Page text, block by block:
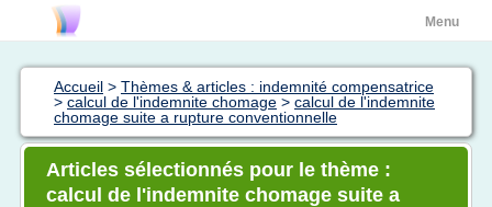
Menu
Accueil > Thèmes & articles : indemnité compensatrice
> calcul de l'indemnite chomage > calcul de l'indemnite
chomage suite a rupture conventionnelle
Articles sélectionnés pour le thème :
calcul de l'indemnite chomage suite a